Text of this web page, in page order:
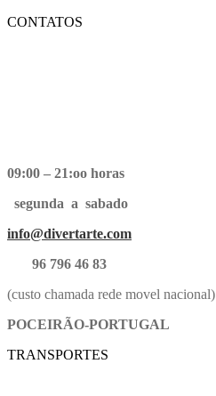
CONTATOS
09:00 – 21:oo horas
segunda a sabado
info@divertarte.com
96 796 46 83
(custo chamada rede movel nacional)
POCEIRÃO-PORTUGAL
TRANSPORTES